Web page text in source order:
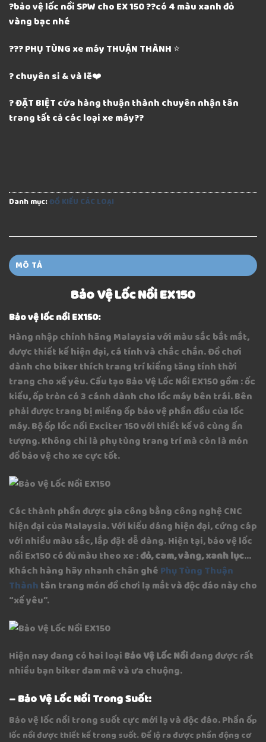
?bảo vệ lốc nồi SPW cho EX 150 ??có 4 màu xanh đỏ
vàng bạc nhé
??? PHỤ TÙNG xe máy THUẬN THÀNH ⭐️
? chuyên sỉ & và lẽ❤️
? ĐẶT BIỆT cửa hàng thuận thành chuyên nhận tân
trang tất cả các loại xe máy??
Danh mục:ĐỒ KIỂU CÁC LOẠI
MÔ TẢ
Bảo Vệ Lốc Nồi EX150
Bảo vệ lốc nồi EX150:
Hàng nhập chính hãng Malaysia với màu sắc bắt mắt,
được thiết kế hiện đại, cá tính và chắc chắn. Đồ chơi
dành cho biker thích trang trí kiểng tăng tính thời
trang cho xế yêu. Cấu tạo Bảo Vệ Lốc Nồi EX150 gồm : ốc
kiểu, ốp tròn có 3 cánh dành cho lốc máy bên trái. Bên
phải được trang bị miếng ốp bảo vệ phần đầu của lốc
máy. Bộ ốp lốc nồi Exciter 150 với thiết kế vô cùng ấn
tượng. Không chỉ là phụ tùng trang trí mà còn là món
đồ bảo vệ cho xe cực tốt.
Các thành phần được gia công bằng công nghệ CNC
hiện đại của Malaysia. Với kiểu dáng hiện đại, cứng cáp
với nhiều màu sắc, lắp đặt dễ dàng. Hiện tại, bảo vệ lốc
nồi Ex150 có đủ màu theo xe :đỏ, cam, vàng, xanh lục…
Khách hàng hãy nhanh chân ghé Phụ Tùng Thuận
Thành tân trang món đồ chơi lạ mắt và độc đáo này cho
“xế yêu”.
Hiện nay đang có hai loại Bảo Vệ Lốc Nồiđang được rất
nhiều bạn biker đam mê và ưa chuộng.
–Bảo Vệ Lốc Nồi Trong Suốt:
Bảo vệ lốc nồi trong suốt cực mới lạ và độc đáo. Phần ốp
lốc nồi được thiết kế trong suốt. Để lộ ra được phần động cơ